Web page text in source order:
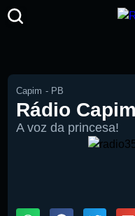
Capim - PB
Rádio
A voz da princesa!